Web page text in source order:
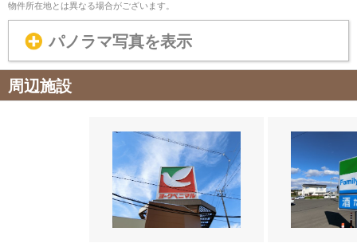
物件所在地とは異なる場合がございます。
パノラマ写真を表示
周辺施設